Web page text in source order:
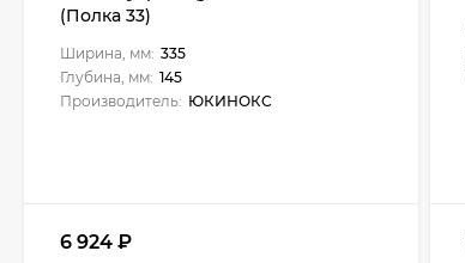
(Полка 33)
Ширина, мм: 335
Глубина, мм: 145
Производитель: ЮКИНОКС
6 924 ₽